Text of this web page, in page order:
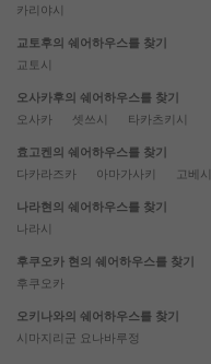
카리야시
교토후의 쉐어하우스를 찾기
교토시
오사카후의 쉐어하우스를 찾기
오사카
셋쓰시 타카츠키시
효고켄의 쉐어하우스를 찾기
다카라즈카
아마가사키 고베시
나라현의 쉐어하우스를 찾기
나라시
후쿠오카 현의 쉐어하우스를 찾기
후쿠오카
오키나와의 쉐어하우스를 찾기
시마지리군 요나바루정